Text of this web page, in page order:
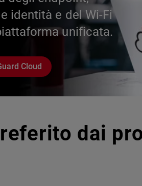
identità e del Wi-Fi
unificata.
Cloud
dai